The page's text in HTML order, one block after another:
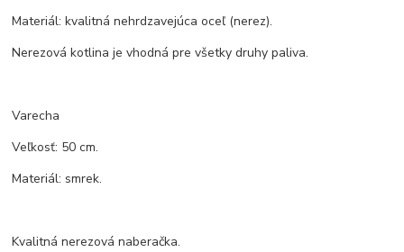
Materiál: kvalitná nehrdzavejúca oceľ (nerez).
Nerezová kotlina je vhodná pre všetky druhy paliva.
Varecha
Veľkosť: 50 cm.
Materiál: smrek.
Kvalitná nerezová naberačka.